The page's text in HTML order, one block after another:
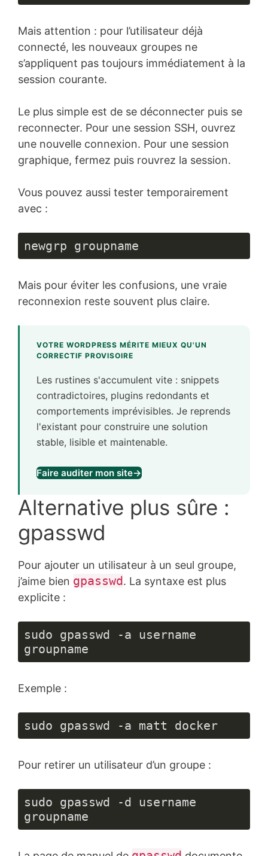
Mais attention : pour l’utilisateur déjà
connecté, les nouveaux groupes ne
s’appliquent pas toujours immédiatement à la
session courante.
Le plus simple est de se déconnecter puis se
reconnecter. Pour une session SSH, ouvrez
une nouvelle connexion. Pour une session
graphique, fermez puis rouvrez la session.
Vous pouvez aussi tester temporairement
avec :
newgrp groupname
Mais pour éviter les confusions, une vraie
reconnexion reste souvent plus claire.
VOTRE WORDPRESS MÉRITE MIEUX QU'UN
CORRECTIF PROVISOIRE
Les rustines s'accumulent vite : snippets
contradictoires, plugins redondants et
comportements imprévisibles. Je reprends
l'existant pour construire une solution
stable, lisible et maintenable.
Faire auditer mon site→
Alternative plus sûre :
gpasswd
Pour ajouter un utilisateur à un seul groupe,
j’aime bien gpasswd. La syntaxe est plus
explicite :
sudo gpasswd -a username
groupname
Exemple :
sudo gpasswd -a matt docker
Pour retirer un utilisateur d’un groupe :
sudo gpasswd -d username
groupname